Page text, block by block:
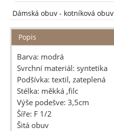
Dámská obuv - kotníková obuv
Popis
Barva: modrá
Svrchní materiál: syntetika
Podšívka: textil, zateplená
Stélka: měkká ,filc
Výše podešve: 3,5cm
Šíře: F 1/2
Šitá obuv